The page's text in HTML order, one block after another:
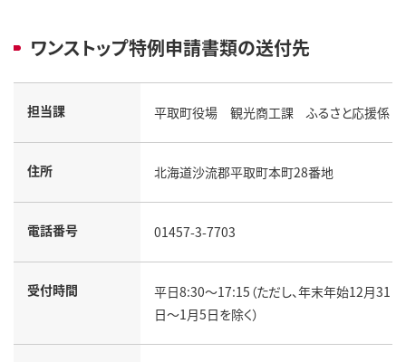
ワンストップ特例申請書類の送付先
担当課 平取町役場 観光商工課 ふるさと応援係
住所 北海道沙流郡平取町本町28番地
電話番号 01457-3-7703
受付時間
平日8:30～17:15（ただし、年末年始12月31
日～1月5日を除く）